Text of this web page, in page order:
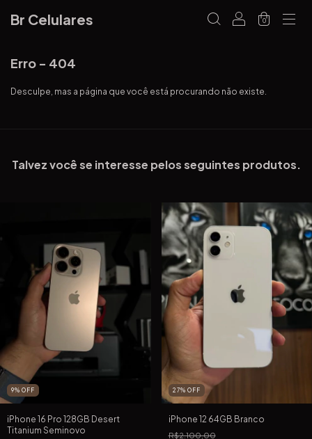
Br Celulares 0
Erro - 404
Desculpe, mas a página que você está procurando não existe.
Talvez você se interesse pelos seguintes produtos.
9% OFF
iPhone 16 Pro 128GB Desert
Titanium Seminovo
27% OFF
iPhone 12 64GB Branco
R$2.100,00